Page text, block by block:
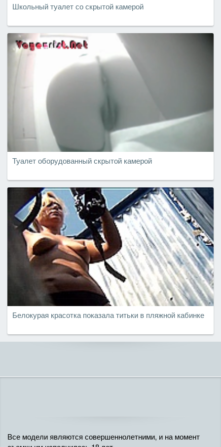
Школьный туалет со скрытой камерой
Туалет оборудованный скрытой камерой
Белокурая красотка показала титьки в пляжной кабинке
Все модели являются совершеннолетними, и на момент